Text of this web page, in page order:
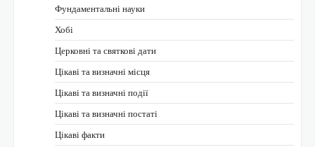
Фундаментальні науки
Хобі
Церковні та святкові дати
Цікаві та визначні місця
Цікаві та визначні події
Цікаві та визначні постаті
Цікаві факти